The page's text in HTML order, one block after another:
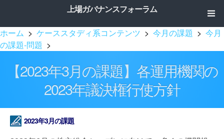
上場ガバナンスフォーラム
ホーム > ケーススタディ系コンテンツ > 今月の課題 > 今月
の課題-問題 >
【2023年3月の課題】各運用機関の
2023年議決権行使方針
2023年3月の課題